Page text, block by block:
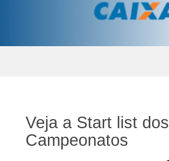
Veja a Start list dos
Campeonatos